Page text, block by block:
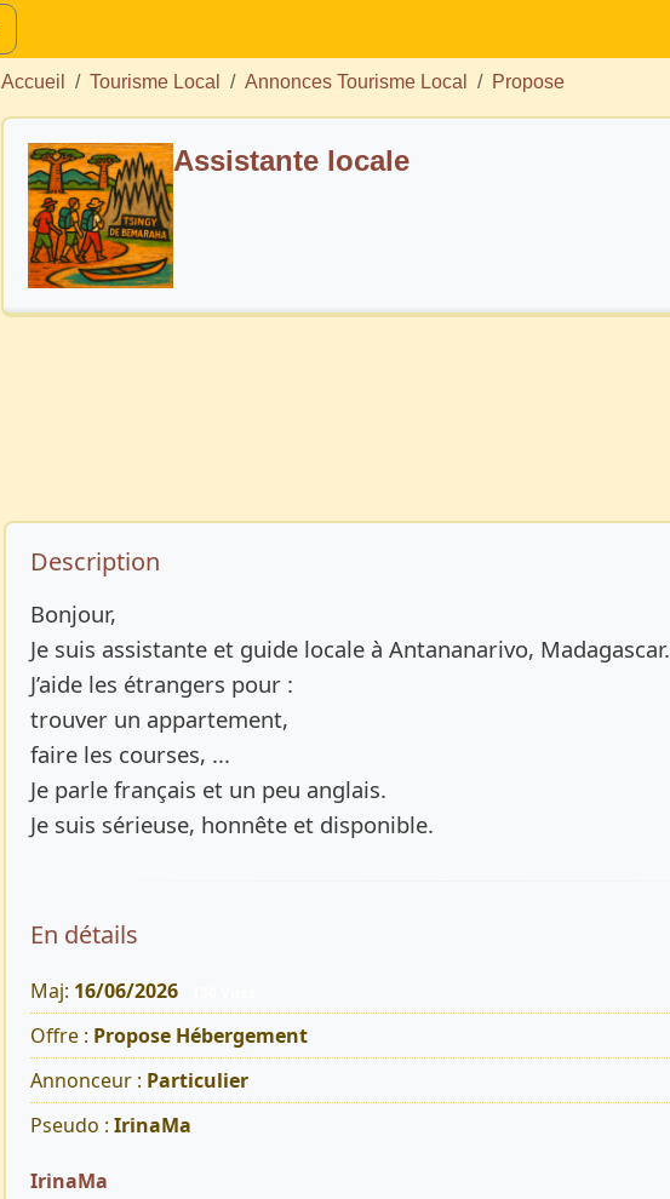
Accueil Tourisme Local Annonces Tourisme Local Propose
Assistante locale
Description de l’annonce
Description
Bonjour,
Je suis assistante et guide locale à Antananarivo, Madagascar.
J’aide les étrangers pour :
trouver un appartement,
faire les courses, ...
Je parle français et un peu anglais.
Je suis sérieuse, honnête et disponible.
En détails
Maj: 16/06/2026
Offre : Propose Hébergement
Annonceur : Particulier
Pseudo : IrinaMa
IrinaMa